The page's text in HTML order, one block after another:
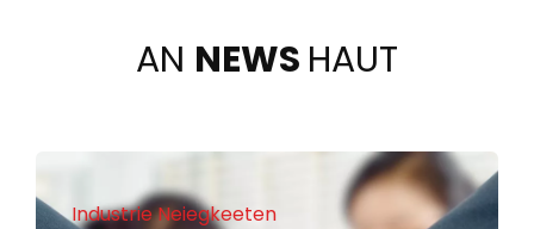
AN NEWS HAUT
Industrie Neiegkeeten